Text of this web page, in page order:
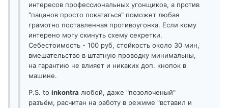
интересов профессиональных угонщиков, а против
"пацанов просто покататься" поможет любая
грамотно поставленная противоугонка. Если кому
интерено могу скинуть схему секретки.
Себестоимость - 100 руб, стойкость около 30 мин,
вмешательство в штатную проводку минимальны,
на гарантию не влияет и никаких доп. кнопок в
машине.
P.S. to inkontra любой, даже "позолоченый"
разъём, расчитан на работу в режиме "вставил и